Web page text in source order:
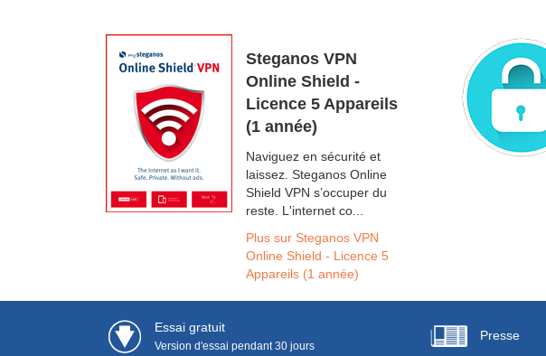
Steganos VPN
Online Shield -
Licence 5 Appareils
(1 année)
Naviguez en sécurité et
laissez. Steganos Online
Shield VPN s’occuper du
reste. L'internet co...
Plus sur Steganos VPN
Online Shield - Licence 5
Appareils (1 année)
Essai gratuit
Version d'essai pendant 30 jours
Presse